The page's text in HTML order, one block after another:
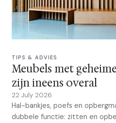
TIPS & ADVIES
Meubels met
zijn ineens overal
22 July 2026
Hal-bankjes, poefs en
dubbele functie: zitten en